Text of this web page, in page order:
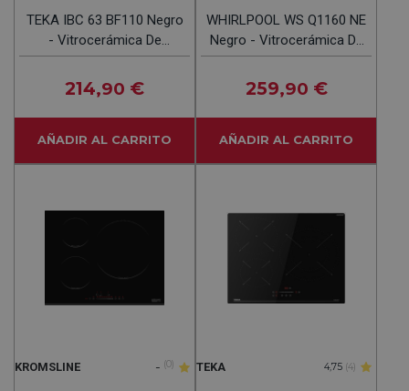
TEKA IBC 63 BF110 Negro
- Vitrocerámica De
Inducción 60CM
214,90 €
AÑADIR AL CARRITO
WHIRLPOOL WS Q1160 NE
Negro - Vitrocerámica De
Inducción 60CM
259,90 €
AÑADIR AL CARRITO
KROMSLINE - (0) TEKA 4,75 (4)